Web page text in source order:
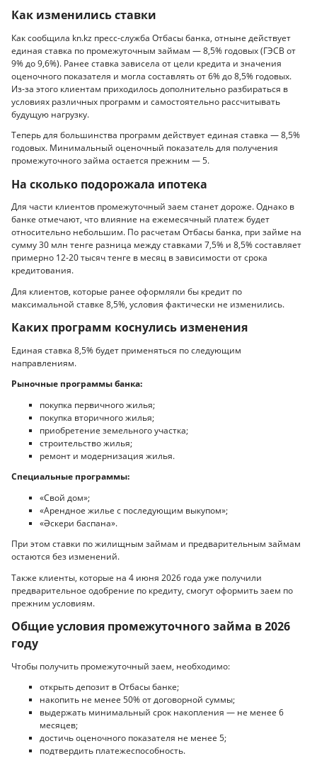
Как изменились ставки
Как сообщила kn.kz пресс-служба Отбасы банка, отныне действует
единая ставка по промежуточным займам — 8,5% годовых (ГЭСВ от
9% до 9,6%). Ранее ставка зависела от цели кредита и значения
оценочного показателя и могла составлять от 6% до 8,5% годовых.
Из-за этого клиентам приходилось дополнительно разбираться в
условиях различных программ и самостоятельно рассчитывать
будущую нагрузку.
Теперь для большинства программ действует единая ставка — 8,5%
годовых. Минимальный оценочный показатель для получения
промежуточного займа остается прежним — 5.
На сколько подорожала ипотека
Для части клиентов промежуточный заем станет дороже. Однако в
банке отмечают, что влияние на ежемесячный платеж будет
относительно небольшим. По расчетам Отбасы банка, при займе на
сумму 30 млн тенге разница между ставками 7,5% и 8,5% составляет
примерно 12-20 тысяч тенге в месяц в зависимости от срока
кредитования.
Для клиентов, которые ранее оформляли бы кредит по
максимальной ставке 8,5%, условия фактически не изменились.
Каких программ коснулись изменения
Единая ставка 8,5% будет применяться по следующим
направлениям.
Рыночные программы банка:
покупка первичного жилья;
покупка вторичного жилья;
приобретение земельного участка;
строительство жилья;
ремонт и модернизация жилья.
Специальные программы:
«Свой дом»;
«Арендное жилье с последующим выкупом»;
«Әскери баспана».
При этом ставки по жилищным займам и предварительным займам
остаются без изменений.
Также клиенты, которые на 4 июня 2026 года уже получили
предварительное одобрение по кредиту, смогут оформить заем по
прежним условиям.
Общие условия промежуточного займа в 2026
году
Чтобы получить промежуточный заем, необходимо:
открыть депозит в Отбасы банке;
накопить не менее 50% от договорной суммы;
выдержать минимальный срок накопления — не менее 6
месяцев;
достичь оценочного показателя не менее 5;
подтвердить платежеспособность.